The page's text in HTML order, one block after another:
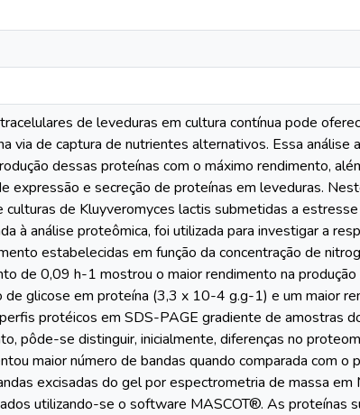
de leveduras em cultura contínua pode
via de captura de nutrientes alternativos. Essa análise
dessas proteínas com o máximo rendimento,
expressão e secreção de proteínas em leveduras.
de Kluyveromyces lactis submetidas a
à análise proteômica, foi utilizada para investigar a
estabelecidas em função da concentração de
de 0,09 h-1 mostrou o maior rendimento na
de glicose em proteína (3,3 x 10-4 g.g-1) e um maior
protéicos em SDS-PAGE gradiente de amostras
pôde-se distinguir, inicialmente, diferenças no
maior número de bandas quando comparada com
excisadas do gel por espectrometria de massa
utilizando-se o software MASCOT®. As proteínas